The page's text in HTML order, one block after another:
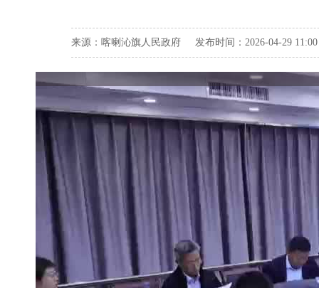
来源：喀喇沁旗人民政府 发布时间：2026-04-29